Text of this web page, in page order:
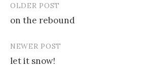
o
OLDER POST
on the rebound
NEWER POST
let it snow!